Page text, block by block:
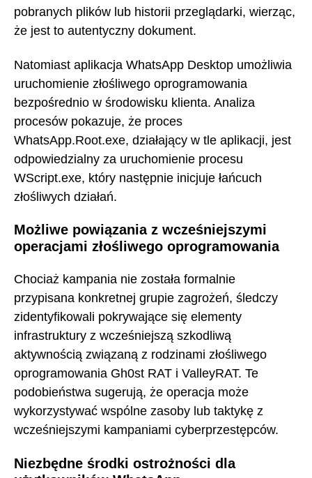
pobranych plików lub historii przeglądarki, wierząc,
że jest to autentyczny dokument.
Natomiast aplikacja WhatsApp Desktop umożliwia
uruchomienie złośliwego oprogramowania
bezpośrednio w środowisku klienta. Analiza
procesów pokazuje, że proces
WhatsApp.Root.exe, działający w tle aplikacji, jest
odpowiedzialny za uruchomienie procesu
WScript.exe, który następnie inicjuje łańcuch
złośliwych działań.
Możliwe powiązania z wcześniejszymi
operacjami złośliwego oprogramowania
Chociaż kampania nie została formalnie
przypisana konkretnej grupie zagrożeń, śledczy
zidentyfikowali pokrywające się elementy
infrastruktury z wcześniejszą szkodliwą
aktywnością związaną z rodzinami złośliwego
oprogramowania Gh0st RAT i ValleyRAT. Te
podobieństwa sugerują, że operacja może
wykorzystywać wspólne zasoby lub taktykę z
wcześniejszymi kampaniami cyberprzestępców.
Niezbędne środki ostrożności dla